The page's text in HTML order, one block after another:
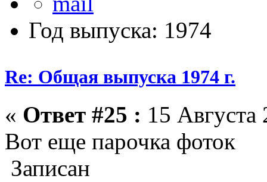
Год выпуска: 1974
Re: Общая выпуска 1974 г.
« Ответ #25 : 15
Вот еще парочка фоток
Записан